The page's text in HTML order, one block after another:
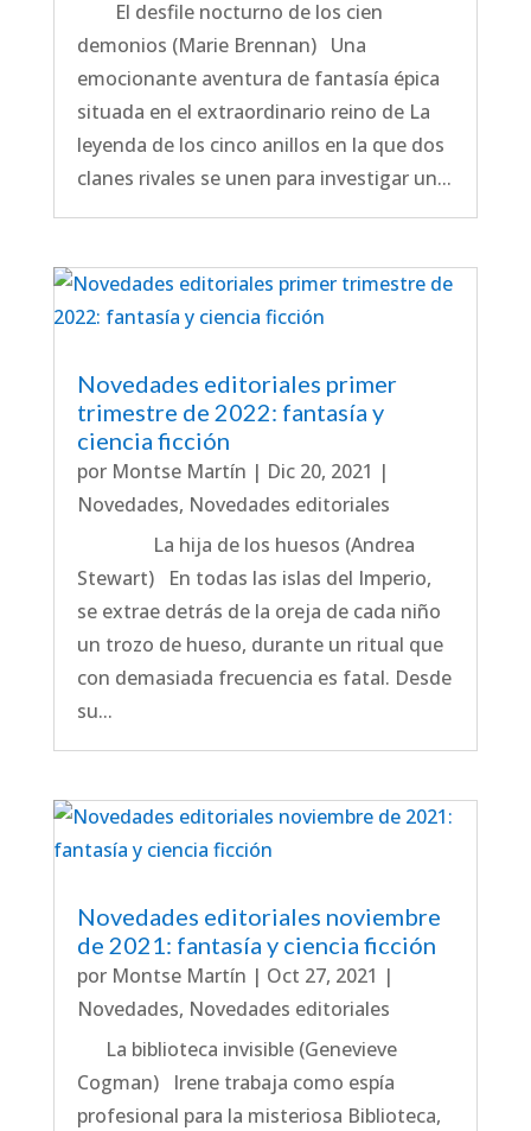
El desfile nocturno de los cien
demonios (Marie Brennan) Una
emocionante aventura de fantasía épica
situada en el extraordinario reino de La
leyenda de los cinco anillos en la que dos
clanes rivales se unen para investigar un...
Novedades editoriales primer
trimestre de 2022: fantasía y
ciencia ficción
por Montse Martín | Dic 20, 2021 |
Novedades, Novedades editoriales
La hija de los huesos (Andrea
Stewart) En todas las islas del Imperio,
se extrae detrás de la oreja de cada niño
un trozo de hueso, durante un ritual que
con demasiada frecuencia es fatal. Desde
su...
Novedades editoriales noviembre
de 2021: fantasía y ciencia ficción
por Montse Martín | Oct 27, 2021 |
Novedades, Novedades editoriales
La biblioteca invisible (Genevieve
Cogman) Irene trabaja como espía
profesional para la misteriosa Biblioteca,